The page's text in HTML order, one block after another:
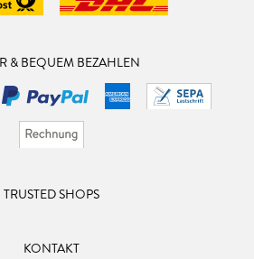
& BEQUEM BEZAHLEN
TRUSTED SHOPS
KONTAKT